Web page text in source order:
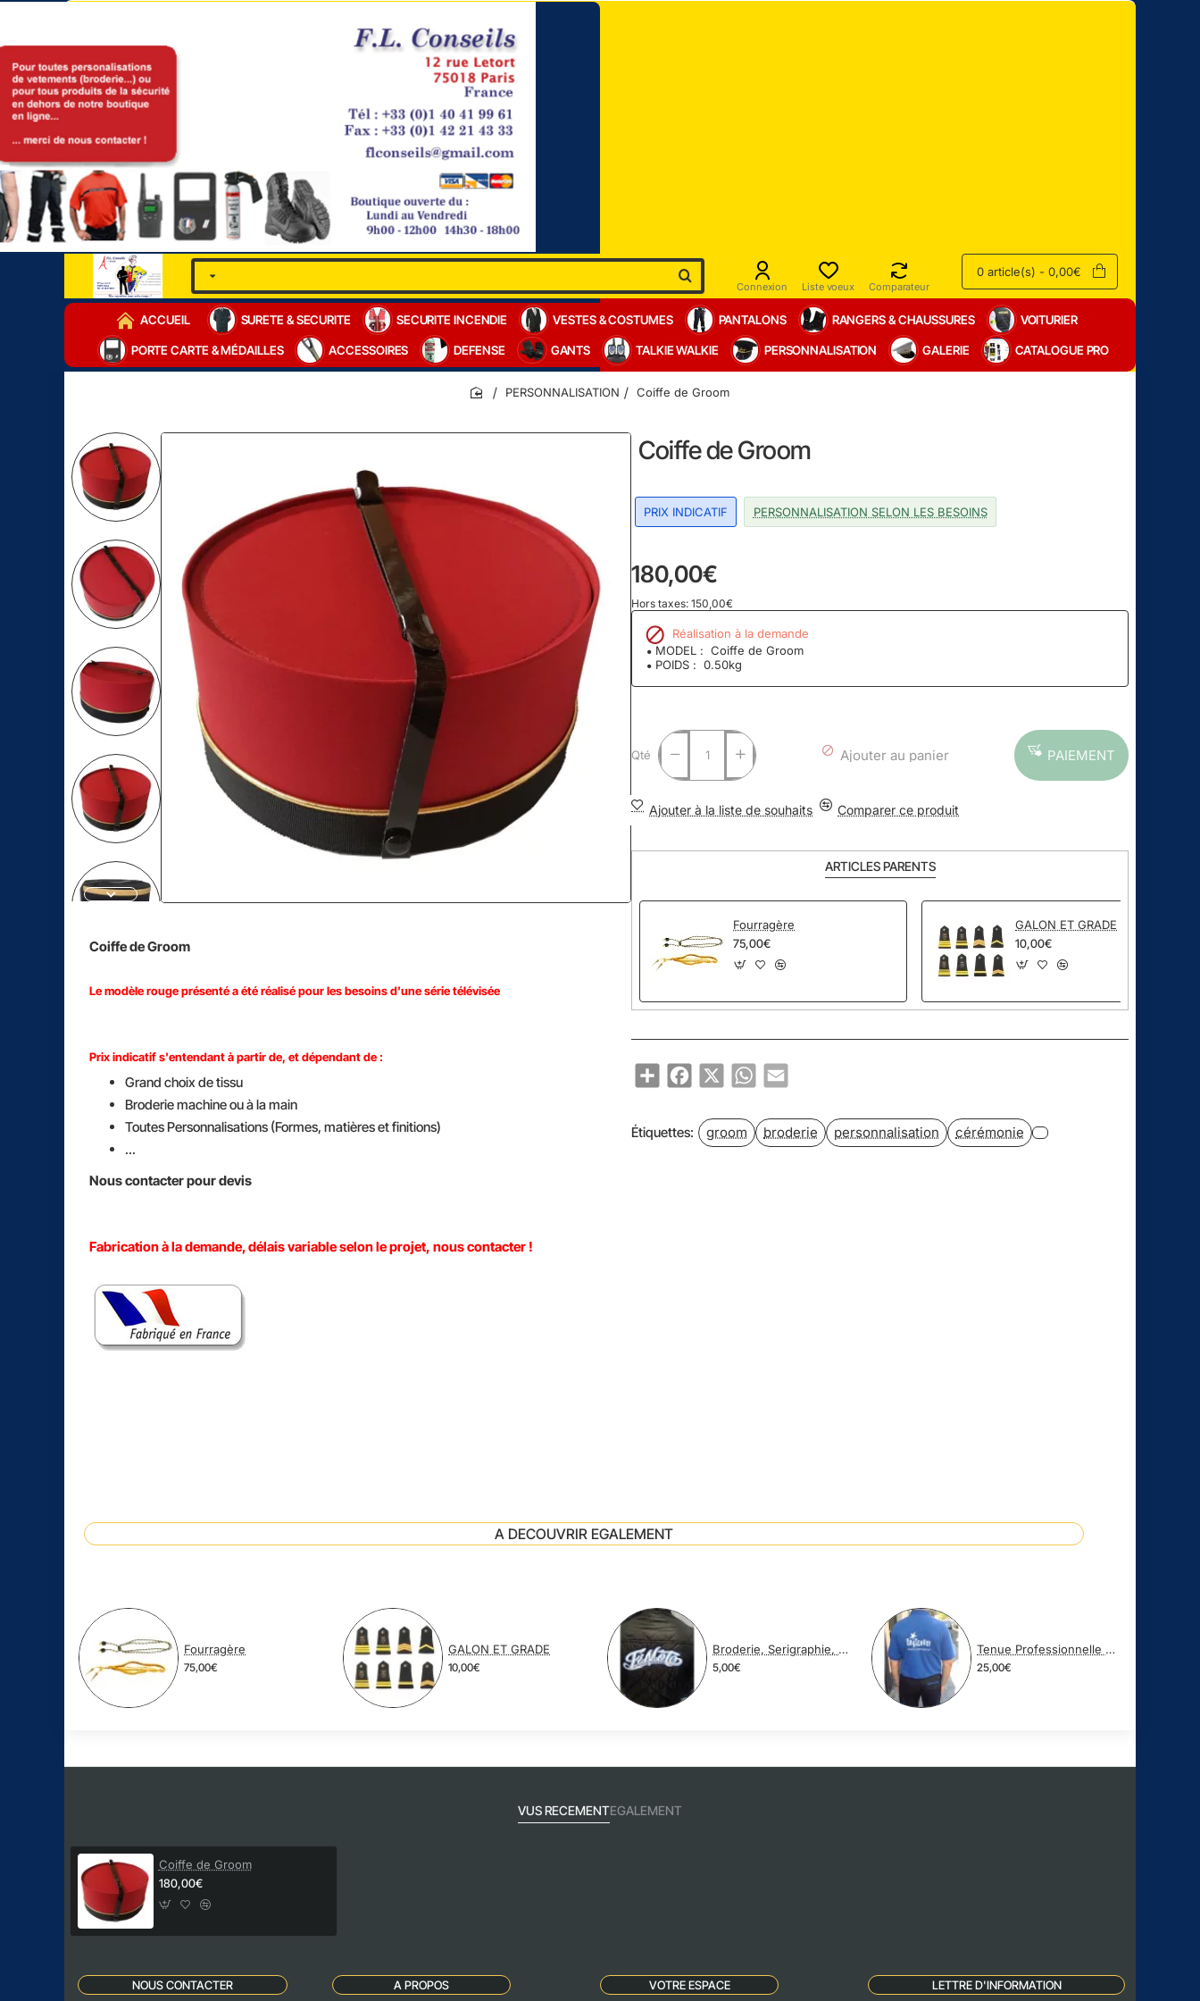
Connexion Liste voeux Comparateur
0 article(s) - 0,00€
ACCUEIL SURETE & SECURITE SECURITE INCENDIE VESTES & COSTUMES PANTALONS RANGERS & CHAUSSURES VOITURIER
PORTE CARTE & MÉDAILLES ACCESSOIRES DEFENSE GANTS TALKIE WALKIE PERSONNALISATION GALERIE CATALOGUE PRO
PERSONNALISATION Coiffe de Groom
Coiffe de Groom
Le modèle rouge présenté a été réalisé pour les besoinsd'une série télévisée
Prix indicatif s'entendant à partir de, et dépendant de :
Grand choix de tissu
Broderie machine ou à la main
Toutes Personnalisations (Formes, matières et finitions)
...
Nous contacter pour devis
Fabrication à la demande, délais variable selon le projet, nous contacter !
Coiffe de Groom
PRIX INDICATIF PERSONNALISATION SELON LES BESOINS
180,00€
Hors taxes: 150,00€
Réalisation à la demande
MODEL : Coiffe de Groom
POIDS : 0.50kg
Qté Ajouter au panier PAIEMENT
Ajouter à la liste de souhaits Comparer ce produit
ARTICLES PARENTS
Fourragère
75,00€
GALON ET GRADE
10,00€
ShareFacebook
X WhatsApp
Email
Étiquettes: groom broderie personnalisation cérémonie
A DECOUVRIR EGALEMENT
Fourragère
75,00€
GALON ET GRADE
10,00€
Broderie, Serigraphie, Transfert
5,00€
Tenue Professionnelle Specifique
25,00€
VUS RECEMENTEGALEMENT
Coiffe de Groom
180,00€
NOUS CONTACTER A PROPOS VOTRE ESPACE LETTRE D'INFORMATION